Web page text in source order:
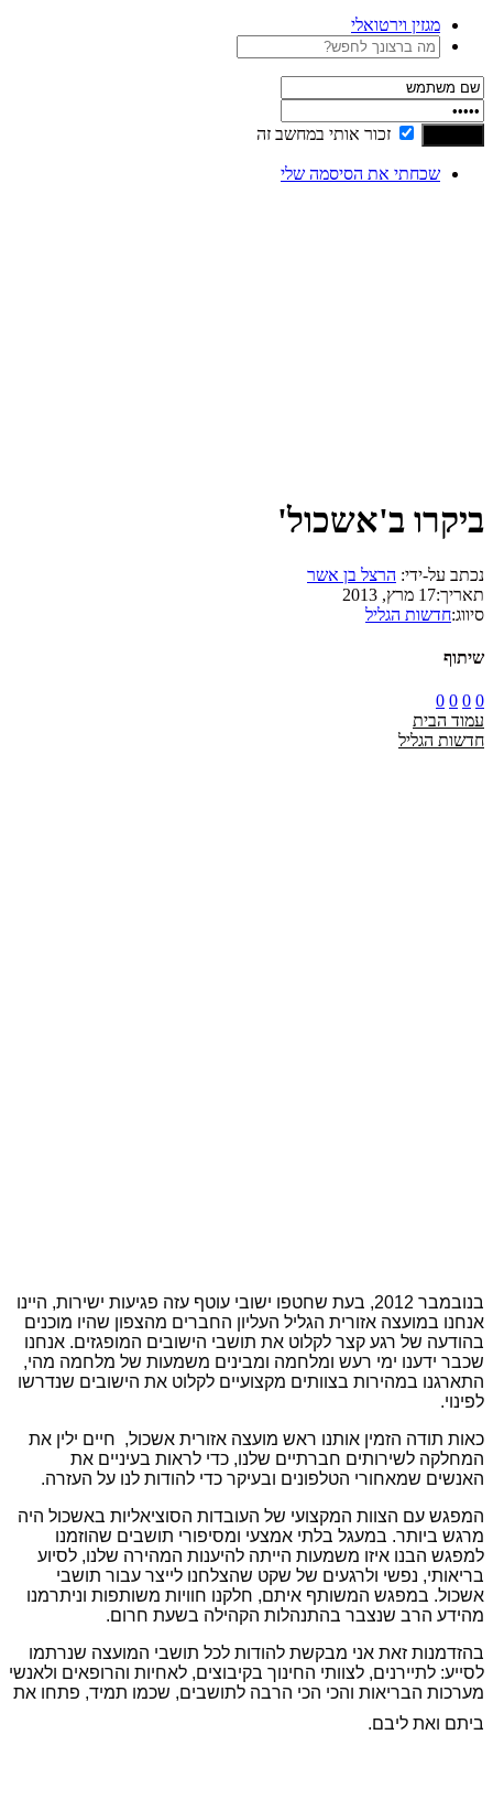
מגזין וירטואלי
זכור אותי במחשב זה
שכחתי את הסיסמה שלי
ביקרו ב'אשכול'
נכתב על-ידי: הרצל בן אשר
תאריך:17 מרץ, 2013
סיווג:חדשות הגליל
שיתוף
0
0
0
0
עמוד הבית
חדשות הגליל
בנובמבר 2012, בעת שחטפו ישובי עוטף עזה פגיעות ישירות, היינו
אנחנו במועצה אזורית הגליל העליון החברים מהצפון שהיו מוכנים
בהודעה של רגע קצר לקלוט את תושבי הישובים המופגזים. אנחנו
שכבר ידענו ימי רעש ומלחמה ומבינים משמעות של מלחמה מהי,
התארגנו במהירות בצוותים מקצועיים לקלוט את הישובים שנדרשו
לפינוי.
כאות תודה הזמין אותנו ראש מועצה אזורית אשכול, חיים ילין את
המחלקה לשירותים חברתיים שלנו, כדי לראות בעיניים את
האנשים שמאחורי הטלפונים ובעיקר כדי להודות לנו על העזרה.
המפגש עם הצוות המקצועי של העובדות הסוציאליות באשכול היה
מרגש ביותר. במעגל בלתי אמצעי ומסיפורי תושבים שהוזמנו
למפגש הבנו איזו משמעות הייתה להיענות המהירה שלנו, לסיוע
בריאותי, נפשי ולרגעים של שקט שהצלחנו לייצר עבור תושבי
אשכול. במפגש המשותף איתם, חלקנו חוויות משותפות וניתרמנו
מהידע הרב שנצבר בהתנהלות הקהילה בשעת חרום.
בהזדמנות זאת אני מבקשת להודות לכל תושבי המועצה שנרתמו
לסייע: לתיירנים, לצוותי החינוך בקיבוצים, לאחיות והרופאים ולאנשי
מערכות הבריאות והכי הכי הרבה לתושבים, שכמו תמיד, פתחו את
ביתם ואת ליבם.